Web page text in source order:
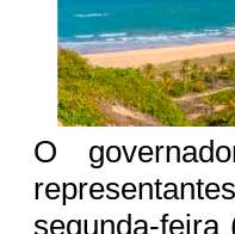
O
segunda-